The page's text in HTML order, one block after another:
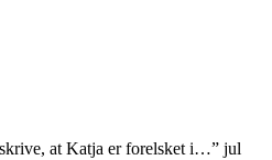
at Katja er forelsket i…” jul